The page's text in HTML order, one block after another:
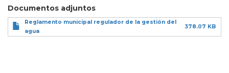
Documentos adjuntos
Reglamento municipal regulador de la gestión del
agua
378.07 KB